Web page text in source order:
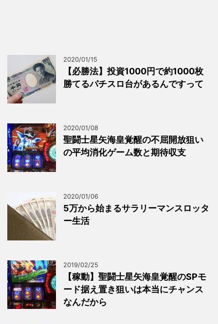
2020/01/15
【必勝法】投資1000円で約1000枚
勝てるパチスロ台があるんですって
2020/01/08
聖闘士星矢海皇覚醒の不屈開放狙い
の平均消化ゲーム数と期待収支
2020/01/06
5万から始まるサラリーマンスロッタ
ー生活
2019/02/25
【稼動】聖闘士星矢海皇覚醒のSPモ
ード据え置き狙いは本当にチャンス
なんだから